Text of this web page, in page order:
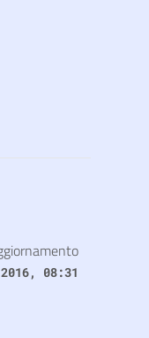
08:31